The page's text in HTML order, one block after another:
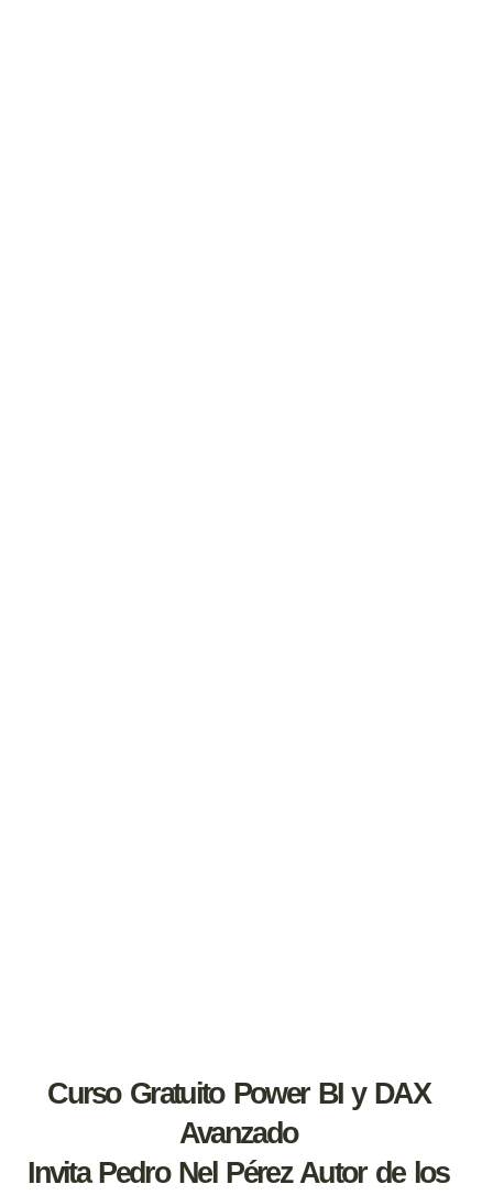
Curso Gratuito Power BI y DAX
Avanzado
Invita Pedro Nel Pérez Autor de los